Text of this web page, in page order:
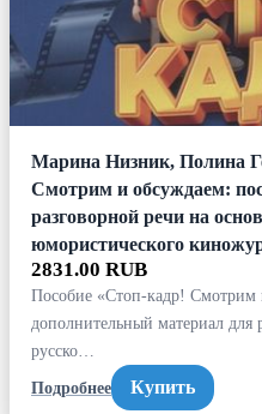
Марина Низник, Полина
Смотрим и обсуждаем:
разговорной речи на
юмористического
2831.00 RUB
Пособие «Стоп-кадр!
дополнительный материал для
русско…
Подробнее
Купить